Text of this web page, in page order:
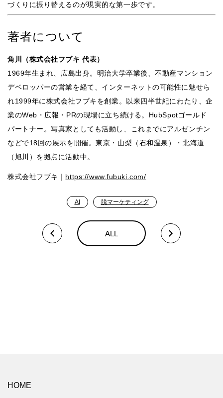
づくりに振り替えるのが現実的な第一歩です。
著者について
角川（株式会社フブキ 代表）
1969年生まれ、広島出身。明治大学卒業後、不動産マンション
デベロッパーの営業を経て、インターネットの可能性に魅せら
れ1999年に株式会社フブキを創業。以来四半世紀にわたり、企
業のWeb・広報・PRの現場に立ち続ける。HubSpotゴールド
パートナー。写真家としても活動し、これまでにアルゼンチン
などで18回の展示を開催。東京・山梨（石和温泉）・北海道
（旭川）を拠点に活動中。
株式会社フブキ｜ https://www.fubuki.com/
AI 脱マーケティング
ALL
HOME